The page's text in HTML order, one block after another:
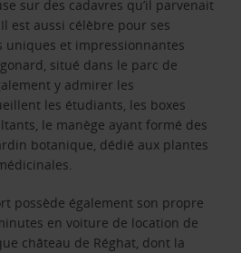
sur des cadavres qu’il parvenait
est aussi célèbre pour ses
uniques et impressionnantes
situé dans le parc de
y admirer les
les étudiants, les boxes
le manège ayant formé des
botanique, dédié aux plantes
possède également son propre
en voiture de location de
château de Réghat, dont la